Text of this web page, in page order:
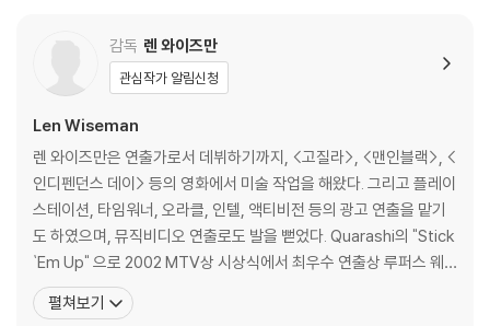
※ 디스크 외관 불량
디스크에 미세한 잔 흠집이 남아있거나 인쇄 면이 깨끗하지 않은 경우가
있으며, 상품의 불량이 아닙니다. 단, 재생에 이상이 있는 경우에는 불량으
로 인한 반품/교환이 가능합니다.
※ 교환/반품 안내
1) 불량으로 인한 교환/반품 요청 시에는 불량 확인을 위해 개봉 시의 동영
상을 요청할 수 있으며, 동영상이 없는 경우 교환/반품이 제한될 수 있습니
관련 사진과 동영상 및 재생 기기 모델명을 첨부하여 첨부하여 고객센터에
문의 바랍니다.
감독 렌 와이즈만
관심작가 알림신청
Len Wiseman
렌 와이즈만은 연출가로서 데뷔하기까지, <고질라>, <맨인블랙>, <
인디펜던스 데이> 등의 영화에서 미술 작업을 해왔다. 그리고 플레이
스테이션, 타임워너, 오라클, 인텔, 액티비전 등의 광고 연출을 맡기
도 하였으며, 뮤직비디오 연출로도 발을 뻗었다. Quarashi의 "Stick
`Em Up" 으로 2002 MTV상 시상식에서 최우수 연출상 루퍼스 웨
인라이트의 "Across the Universe" 로 2002 MVPA 상 시상식에
서 최우수 연출가상에 후보로 지명되기도 했다. [필모그래피]언더월
펼쳐보기